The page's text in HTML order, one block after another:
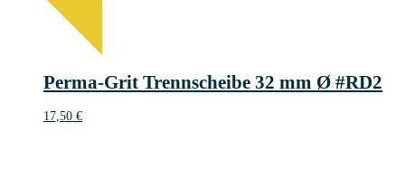
Perma-Grit Trennscheibe 32 mm Ø #RD2
17,50 €